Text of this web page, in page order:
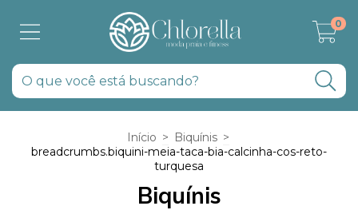
0
Início > Biquínis >
breadcrumbs.biquini-meia-taca-bia-calcinha-cos-reto-
turquesa
Biquínis